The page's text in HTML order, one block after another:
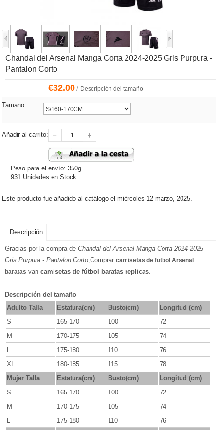
Chandal del Arsenal Manga Corta 2024-2025 Gris Purpura -
Pantalon Corto
€32.00/ Descripción del tamaño
Tamano
Añadir al carrito:
Peso para el envío: 350g
931 Unidades en Stock
Este producto fue añadido al catálogo el miércoles 12 marzo, 2025.
Descripción
Gracias por la compra de Chandal del Arsenal Manga Corta 2024-2025
Gris Purpura - Pantalon Corto,Comprar camisetas de futbol Arsenal
baratas van camisetas de fútbol baratas replicas.
Descripción del tamaño
Adulto Talla
Estatura(cm) Busto(cm)
Longitud (cm)
S
165-170 100
72
M
170-175 105
74
L
175-180 110
76
XL
180-185 115
78
Mujer Talla
Estatura(cm) Busto(cm)
Longitud (cm)
S
165-170 100
72
M
170-175 105
74
L
175-180 110
76